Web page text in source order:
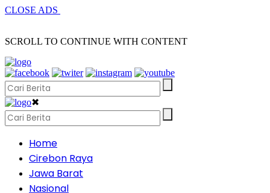
CLOSE ADS
SCROLL TO CONTINUE WITH CONTENT
✖
Home
Cirebon Raya
Jawa Barat
Nasional